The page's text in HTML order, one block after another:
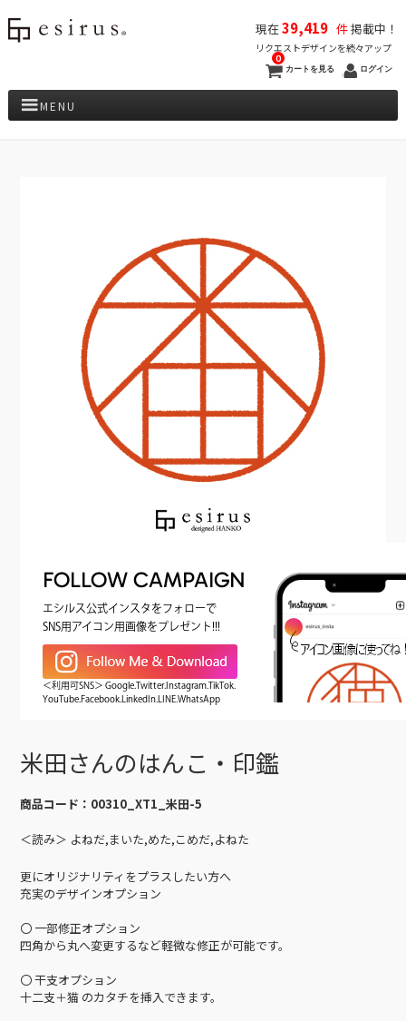
現在39,419 件掲載中！
リクエストデザインを続々アップ
カートを見る
0
ログイン
MENU
FOLLOW CAMPAIGN
エシルス公式インスタをフォローで
SNS用アイコン用画像をプレゼント!!!
＜利用可SNS＞ Google.Twitter.Instagram.TikTok.
YouTube.Facebook.LinkedIn.LINE.WhatsApp
米田さんのはんこ・印鑑
商品コード： 00310_XT1_米田-5
＜読み＞ よねだ,まいた,めた,こめだ,よねた
更にオリジナリティをプラスしたい方へ
充実のデザインオプション
〇 一部修正オプション
四角から丸へ変更するなど軽微な修正が可能です。
〇 干支オプション
十二支＋猫 のカタチを挿入できます。